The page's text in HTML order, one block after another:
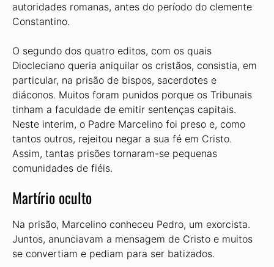
autoridades romanas, antes do período do clemente
Constantino.
O segundo dos quatro editos, com os quais
Diocleciano queria aniquilar os cristãos, consistia, em
particular, na prisão de bispos, sacerdotes e
diáconos. Muitos foram punidos porque os Tribunais
tinham a faculdade de emitir sentenças capitais.
Neste interim, o Padre Marcelino foi preso e, como
tantos outros, rejeitou negar a sua fé em Cristo.
Assim, tantas prisões tornaram-se pequenas
comunidades de fiéis.
Martírio oculto
Na prisão, Marcelino conheceu Pedro, um exorcista.
Juntos, anunciavam a mensagem de Cristo e muitos
se convertiam e pediam para ser batizados.